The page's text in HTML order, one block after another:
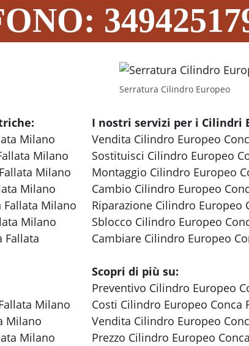
Milano
Milano
Milano
Milano
Fallata Milano
Milano
Fallata
Milano
Milano
Milano
Serratura Cilindro Europeo
I nostri servizi per i Cilindri
Vendita Cilindro Europeo
Sostituisci Cilindro Europeo
Montaggio Cilindro Europeo
Cambio Cilindro Europeo
Riparazione Cilindro Europeo
Sblocco Cilindro Europeo
Cambiare Cilindro Europeo
Scopri di più su:
Preventivo Cilindro Europeo
Costi Cilindro Europeo Conca
Vendita Cilindro Europeo
Prezzo Cilindro Europeo